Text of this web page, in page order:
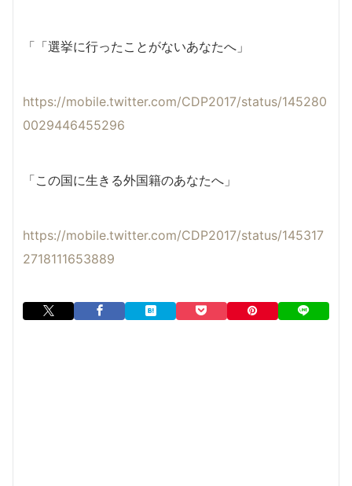
「「選挙に行ったことがないあなたへ」
https://mobile.twitter.com/CDP2017/status/145280
0029446455296
「この国に生きる外国籍のあなたへ」
https://mobile.twitter.com/CDP2017/status/145317
2718111653889